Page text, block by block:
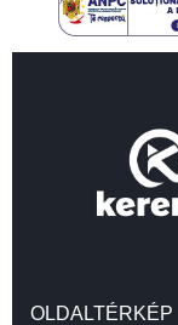
OLDALTÉRKÉP